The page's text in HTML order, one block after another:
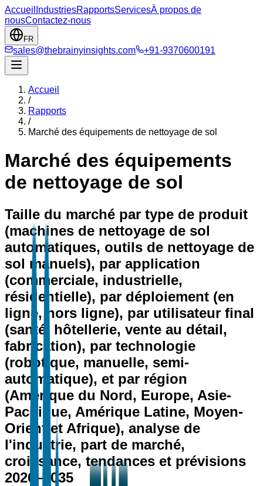
Accueil IndustriesRapportsServicesÀ propos de
nousContactez-nous
FR
sales@thebrainyinsights.com +91-9370600191
Accueil
/
Rapports
/
Marché des équipements de nettoyage de sol
Marché des équipements
de nettoyage de sol
Taille du marché par type de produit
(machines de nettoyage de sol
automatiques, outils de nettoyage de
sol manuels), par application
(commerciale, industrielle,
résidentielle), par déploiement (en
ligne, hors ligne), par utilisateur final
(santé, hôtellerie, vente au détail,
fabrication), par technologie
(robotique, manuelle, semi-
automatique), et par région
(Amérique du Nord, Europe, Asie-
Pacifique, Amérique Latine, Moyen-
Orient et Afrique), analyse de
l'industrie, part de marché,
croissance, tendances et prévisions
2026–2035